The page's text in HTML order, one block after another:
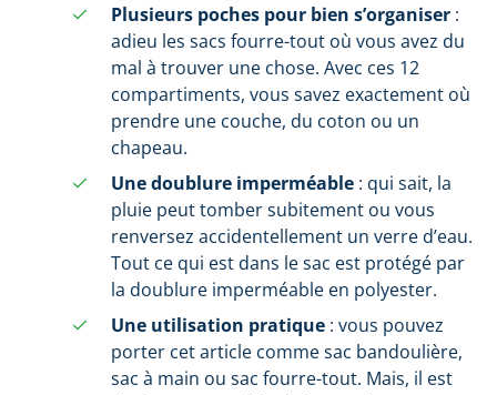
Plusieurs poches pour bien s’organiser :
adieu les sacs fourre-tout où vous avez du
mal à trouver une chose. Avec ces 12
compartiments, vous savez exactement où
prendre une couche, du coton ou un
chapeau.
Une doublure imperméable : qui sait, la
pluie peut tomber subitement ou vous
renversez accidentellement un verre d’eau.
Tout ce qui est dans le sac est protégé par
la doublure imperméable en polyester.
Une utilisation pratique : vous pouvez
porter cet article comme sac bandoulière,
sac à main ou sac fourre-tout. Mais, il est